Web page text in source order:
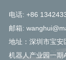
电话: +86
邮箱:
地址：深圳市宝安
机器人产业园一期